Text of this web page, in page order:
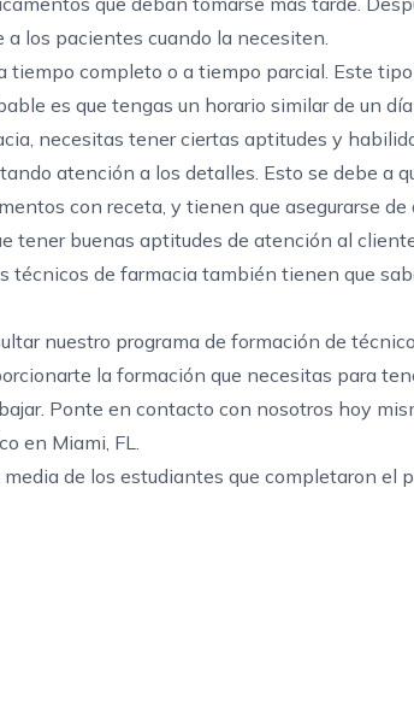
los pacientes cuando la necesiten.
tiempo completo o a tiempo parcial. Este
es que tengas un horario similar de un día
necesitas tener ciertas aptitudes y
atención a los detalles. Esto se debe a
con receta, y tienen que asegurarse de
tener buenas aptitudes de atención al
técnicos de farmacia también tienen que
nuestro programa de formación de
la formación que necesitas para
Ponte en contacto con nosotros hoy
en Miami, FL
de los estudiantes que completaron el